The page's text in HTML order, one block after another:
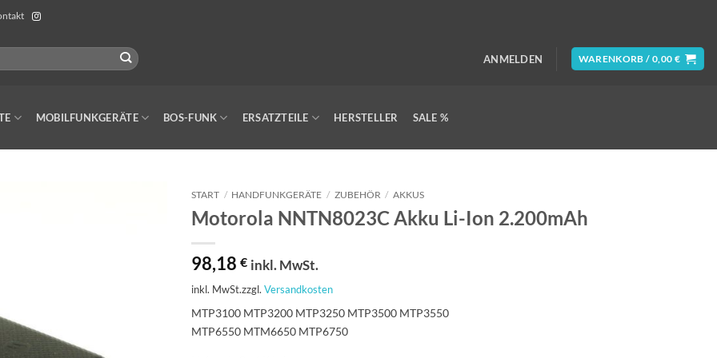
ANMELDEN WARENKORB / 0,00 €
MOBILFUNKGERÄTE BOS-FUNK ERSATZTEILE HERSTELLER SALE %
START / HANDFUNKGERÄTE / ZUBEHÖR / AKKUS
Motorola NNTN8023C Akku Li-Ion 2.200mAh
98,18 € inkl. MwSt.
inkl. MwSt.zzgl. Versandkosten
MTP3100 MTP3200 MTP3250 MTP3500 MTP3550
MTP6550 MTM6650 MTP6750